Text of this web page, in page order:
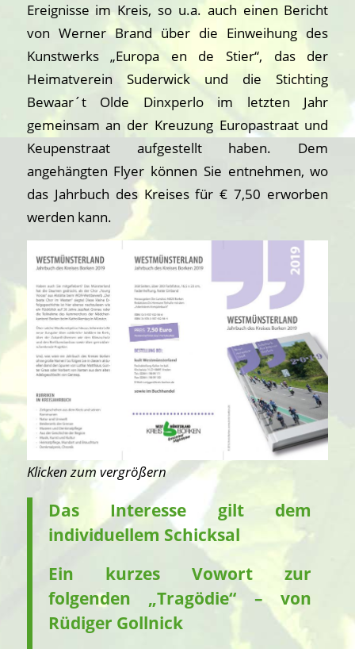
Ereignisse im Kreis, so u.a. auch einen Bericht
von Werner Brand über die Einweihung des
Kunstwerks „Europa en de Stier“, das der
Heimatverein Suderwick und die Stichting
Bewaar´t Olde Dinxperlo im letzten Jahr
gemeinsam an der Kreuzung Europastraat und
Keupenstraat aufgestellt haben. Dem
angehängten Flyer können Sie entnehmen, wo
das Jahrbuch des Kreises für € 7,50 erworben
werden kann.
Klicken zum vergrößern
Das Interesse gilt dem
individuellem Schicksal
Ein kurzes Vowort zur
folgenden „Tragödie“ – von
Rüdiger Gollnick